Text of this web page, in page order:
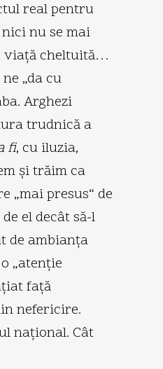
real pentru
nu se mai
viaţă cheltuită…
„da cu
Arghezi
trudnică a
fi, cu iluzia,
şi trăim ca
„mai presus“ de
el decât să-l
de ambianţa
„atenţie
faţă
nefericire.
naţional. Cât